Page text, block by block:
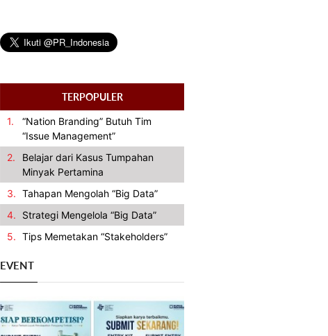
TERPOPULER
1.
“Nation Branding” Butuh Tim
“Issue Management”
2.
Belajar dari Kasus Tumpahan
Minyak Pertamina
3. Tahapan Mengolah “Big Data”
4.
Strategi Mengelola “Big Data”
5. Tips Memetakan “Stakeholders”
EVENT
Previous Next